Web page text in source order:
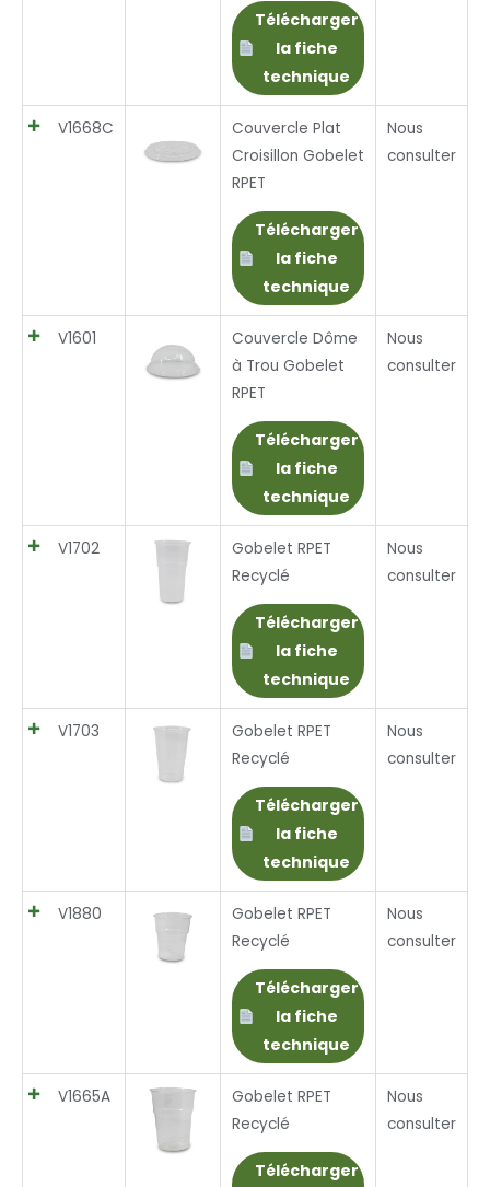
Télécharger
la fiche
technique
V1668C
Couvercle Plat
Croisillon Gobelet
RPET
Télécharger
la fiche
technique
Nous
consulter
V1601
Couvercle Dôme
à Trou Gobelet
RPET
Télécharger
la fiche
technique
Nous
consulter
V1702
Gobelet RPET
Recyclé
Télécharger
la fiche
technique
Nous
consulter
V1703
Gobelet RPET
Recyclé
Télécharger
la fiche
technique
Nous
consulter
V1880
Gobelet RPET
Recyclé
Télécharger
la fiche
technique
Nous
consulter
V1665A
Gobelet RPET
Recyclé
Télécharger
Nous
consulter